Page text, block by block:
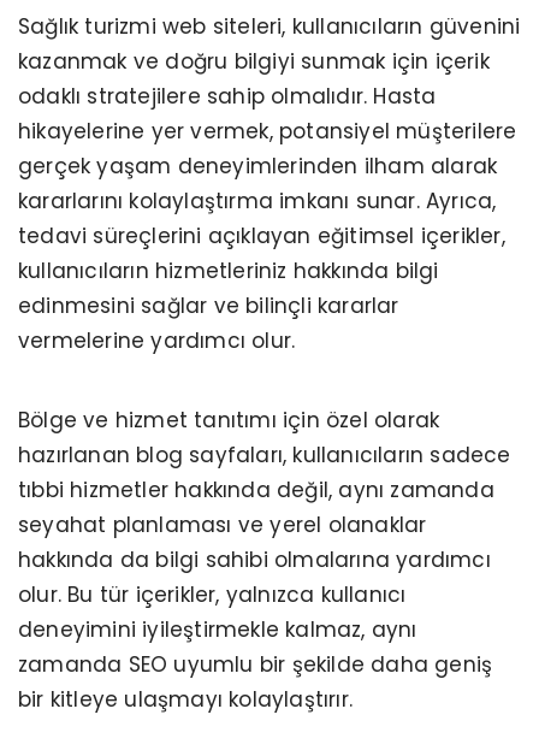
Sağlık turizmi web siteleri, kullanıcıların güvenini
kazanmak ve doğru bilgiyi sunmak için içerik
odaklı stratejilere sahip olmalıdır. Hasta
hikayelerine yer vermek, potansiyel müşterilere
gerçek yaşam deneyimlerinden ilham alarak
kararlarını kolaylaştırma imkanı sunar. Ayrıca,
tedavi süreçlerini açıklayan eğitimsel içerikler,
kullanıcıların hizmetleriniz hakkında bilgi
edinmesini sağlar ve bilinçli kararlar
vermelerine yardımcı olur.
Bölge ve hizmet tanıtımı için özel olarak
hazırlanan blog sayfaları, kullanıcıların sadece
tıbbi hizmetler hakkında değil, aynı zamanda
seyahat planlaması ve yerel olanaklar
hakkında da bilgi sahibi olmalarına yardımcı
olur. Bu tür içerikler, yalnızca kullanıcı
deneyimini iyileştirmekle kalmaz, aynı
zamanda SEO uyumlu bir şekilde daha geniş
bir kitleye ulaşmayı kolaylaştırır.